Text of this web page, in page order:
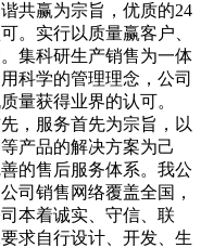
共赢为宗旨，优质的24
。实行以质量赢客户、
集科研生产销售为一体
科学的管理理念，公司
量获得业界的认可。
服务首先为宗旨，以
产品的解决方案为己
的售后服务体系。我公
司销售网络覆盖全国，
本着诚实、守信、联
求自行设计、开发、生